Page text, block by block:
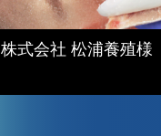
株式会社 松浦養殖様